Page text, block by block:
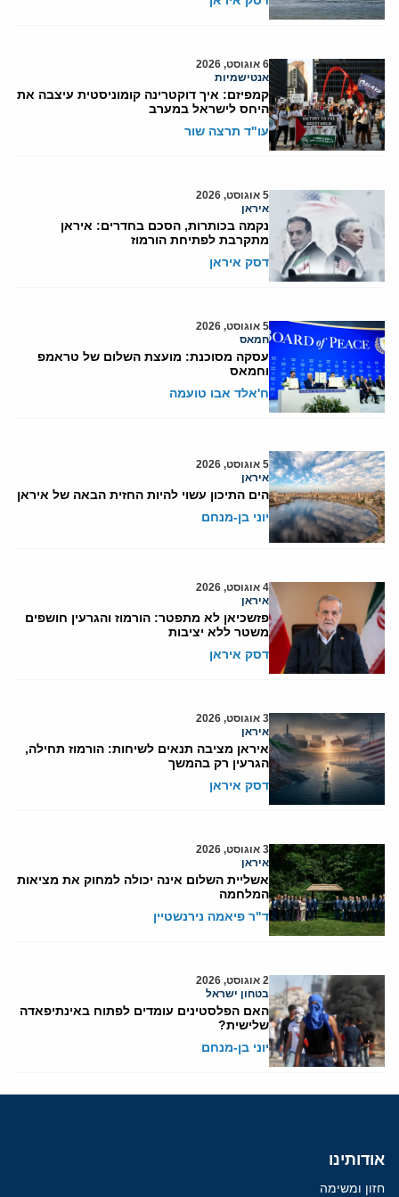
6 אוגוסט, 2026
אנטישמיות
קמפיזם: איך דוקטרינה קומוניסטית עיצבה את
היחס לישראל במערב
עו"ד תרצה שור
5 אוגוסט, 2026
איראן
נקמה בכותרות, הסכם בחדרים: איראן
מתקרבת לפתיחת הורמוז
דסק איראן
5 אוגוסט, 2026
חמאס
עסקה מסוכנת: מועצת השלום של טראמפ
וחמאס
ח'אלד אבו טועמה
5 אוגוסט, 2026
איראן
הים התיכון עשוי להיות החזית הבאה של איראן
יוני בן-מנחם
4 אוגוסט, 2026
איראן
פזשכיאן לא מתפטר: הורמוז והגרעין חושפים
משטר ללא יציבות
דסק איראן
3 אוגוסט, 2026
איראן
איראן מציבה תנאים לשיחות: הורמוז תחילה,
הגרעין רק בהמשך
דסק איראן
3 אוגוסט, 2026
איראן
אשליית השלום אינה יכולה למחוק את מציאות
המלחמה
ד"ר פיאמה נירנשטיין
2 אוגוסט, 2026
בטחון ישראל
האם הפלסטינים עומדים לפתוח באינתיפאדה
שלישית?
יוני בן-מנחם
אודותינו
חזון ומשימה